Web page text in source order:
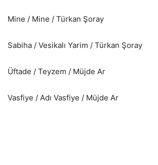
Mine / Mine / Türkan Şoray
Sabiha / Vesikalı Yarim / Türkan Şoray
Üftade / Teyzem / Müjde Ar
Vasfiye / Adı Vasfiye / Müjde Ar